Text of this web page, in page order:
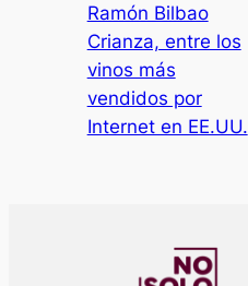
Ramón Bilbao
Crianza, entre los
vinos más
vendidos por
Internet en EE.UU.